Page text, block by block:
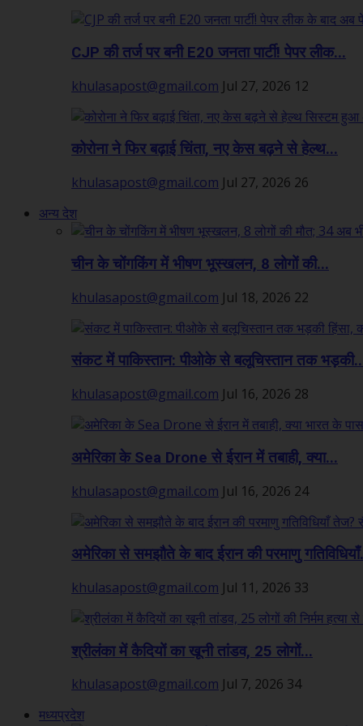
CJP की तर्ज पर बनी E20 जनता पार्टी! पेपर लीक...
khulasapost@gmail.com Jul 27, 2026 12
कोरोना ने फिर बढ़ाई चिंता, नए केस बढ़ने से हेल्थ...
khulasapost@gmail.com Jul 27, 2026 26
अन्य देश
चीन के चोंगकिंग में भीषण भूस्खलन, 8 लोगों की...
khulasapost@gmail.com Jul 18, 2026 22
संकट में पाकिस्तान: पीओके से बलूचिस्तान तक
khulasapost@gmail.com Jul 16, 2026 28
अमेरिका के Sea Drone से ईरान में तबाही, क्या...
khulasapost@gmail.com Jul 16, 2026 24
अमेरिका से समझौते के बाद ईरान की परमाणु
khulasapost@gmail.com Jul 11, 2026 33
श्रीलंका में कैदियों का खूनी तांडव, 25 लोगों...
khulasapost@gmail.com Jul 7, 2026 34
मध्यप्रदेश